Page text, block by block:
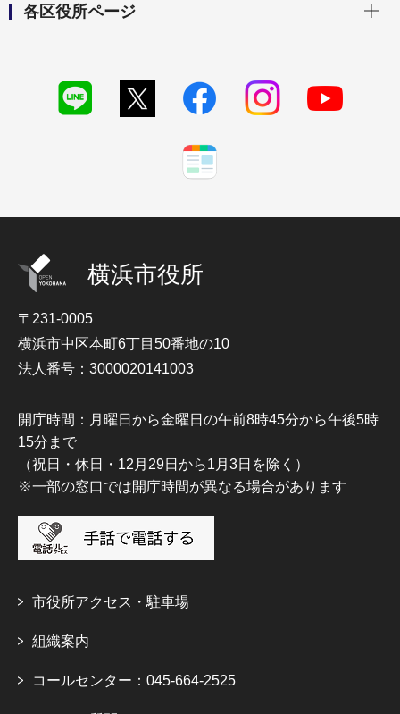
各区役所ページ
横浜市役所
〒231-0005
横浜市中区本町6丁目50番地の10
法人番号：3000020141003
開庁時間：月曜日から金曜日の午前8時45分から午後5時
15分まで
（祝日・休日・12月29日から1月3日を除く）
※一部の窓口では開庁時間が異なる場合があります
市役所アクセス・駐車場
組織案内
コールセンター：045-664-2525